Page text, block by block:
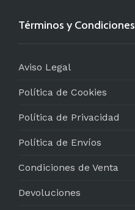
Términos y Condiciones
Aviso Legal
Política de Cookies
Política de Privacidad
Política de Envíos
Condiciones de Venta
Devoluciones